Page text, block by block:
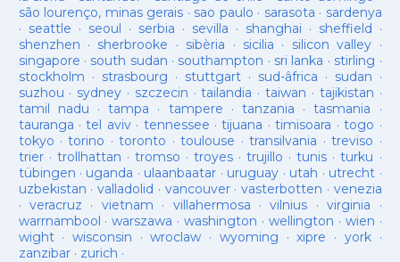
são lourenço, minas gerais · sao paulo · sarasota · sardenya
· seattle · seoul · serbia · sevilla · shanghai · sheffield ·
shenzhen · sherbrooke · sibèria · sicilia · silicon valley ·
singapore · south sudan · southampton · sri lanka · stirling ·
stockholm · strasbourg · stuttgart· sud-âfrica · sudan ·
suzhou · sydney · szczecin ·tailandia ·taiwan · tajikistan ·
tamil nadu ·tampa · tampere · tanzania ·tasmania ·
tauranga ·tel aviv· tennessee ·tijuana ·timisoara ·togo ·
tokyo ·torino ·toronto ·toulouse ·transilvania ·treviso ·
trier· trollhattan · tromso · troyes·trujillo ·tunis ·turku ·
tübingen · uganda · ulaanbaatar · uruguay · utah · utrecht ·
uzbekistan · valladolid · vancouver· vasterbotten · venezia
· veracruz · vietnam · villahermosa ·vilnius ·virginia ·
warrnambool ·warszawa ·washington · wellington · wien ·
wight· wisconsin ·wroclaw · wyoming ·xipre · york·
zanzibar· zurich ·